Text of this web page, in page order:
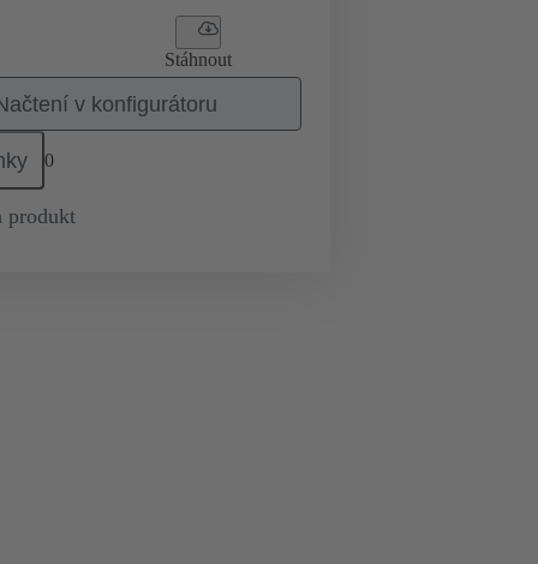
Stáhnout
v konfigurátoru
0
produkt